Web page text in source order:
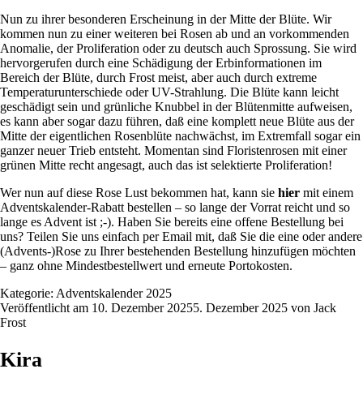
Nun zu ihrer besonderen Erscheinung in der Mitte der Blüte. Wir
kommen nun zu einer weiteren bei Rosen ab und an vorkommenden
Anomalie, der Proliferation oder zu deutsch auch Sprossung. Sie wird
hervorgerufen durch eine Schädigung der Erbinformationen im
Bereich der Blüte, durch Frost meist, aber auch durch extreme
Temperaturunterschiede oder UV-Strahlung. Die Blüte kann leicht
geschädigt sein und grünliche Knubbel in der Blütenmitte aufweisen,
es kann aber sogar dazu führen, daß eine komplett neue Blüte aus der
Mitte der eigentlichen Rosenblüte nachwächst, im Extremfall sogar ein
ganzer neuer Trieb entsteht. Momentan sind Floristenrosen mit einer
grünen Mitte recht angesagt, auch das ist selektierte Proliferation!
Wer nun auf diese Rose Lust bekommen hat, kann sie hier mit einem
Adventskalender-Rabatt bestellen – so lange der Vorrat reicht und so
lange es Advent ist ;-). Haben Sie bereits eine offene Bestellung bei
uns? Teilen Sie uns einfach per Email mit, daß Sie die eine oder andere
(Advents-)Rose zu Ihrer bestehenden Bestellung hinzufügen möchten
– ganz ohne Mindestbestellwert und erneute Portokosten.
Kategorie: Adventskalender 2025
Veröffentlicht am 10. Dezember 20255. Dezember 2025 von Jack
Frost
Kira